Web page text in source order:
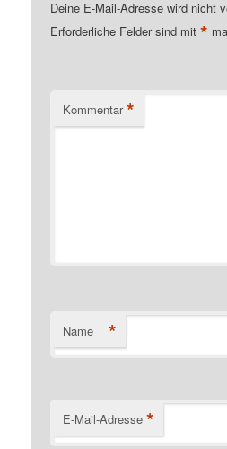
Deine E-Mail-Adresse wird nicht
Erforderliche Felder sind mit*
Kommentar *
Name *
E-Mail-Adresse *